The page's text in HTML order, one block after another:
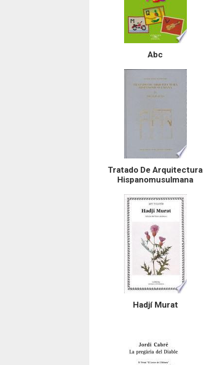
Abc
Tratado De Arquitectura
Hispanomusulmana
Hadjí Murat